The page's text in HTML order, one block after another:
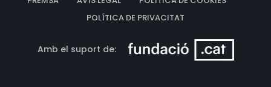
POLÍTICA DE PRIVACITAT
Amb el suport de: